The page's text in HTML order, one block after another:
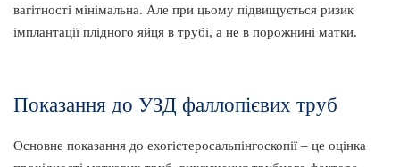
вагітності мінімальна. Але при цьому підвищується ризик
імплантації плідного яйця в трубі, а не в порожнині матки.
Показання до УЗД фаллопієвих труб
Основне показання до ехогістеросальпінгоскопії – це оцінка